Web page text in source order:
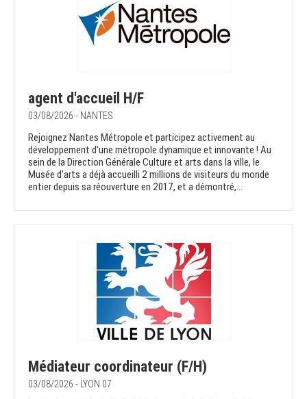
agent d'accueil H/F
03/08/2026 - NANTES
Rejoignez Nantes Métropole et participez activement au
développement d'une métropole dynamique et innovante ! Au
sein de la Direction Générale Culture et arts dans la ville, le
Musée d'arts a déjà accueilli 2 millions de visiteurs du monde
entier depuis sa réouverture en 2017, et a démontré,...
Médiateur coordinateur (F/H)
03/08/2026 - LYON 07